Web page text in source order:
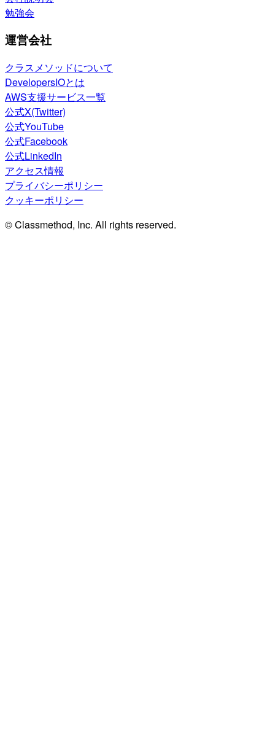
勉強会
運営会社
クラスメソッドについて
DevelopersIOとは
AWS支援サービス一覧
公式X(Twitter)
公式YouTube
公式Facebook
公式LinkedIn
アクセス情報
プライバシーポリシー
クッキーポリシー
© Classmethod, Inc. All rights reserved.